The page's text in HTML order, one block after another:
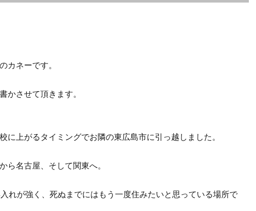
カネーです。
かさせて頂きます。
に上がるタイミングでお隣の東広島市に引っ越しました。
ら名古屋、そして関東へ。
れが強く、死ぬまでにはもう一度住みたいと思っている場所で